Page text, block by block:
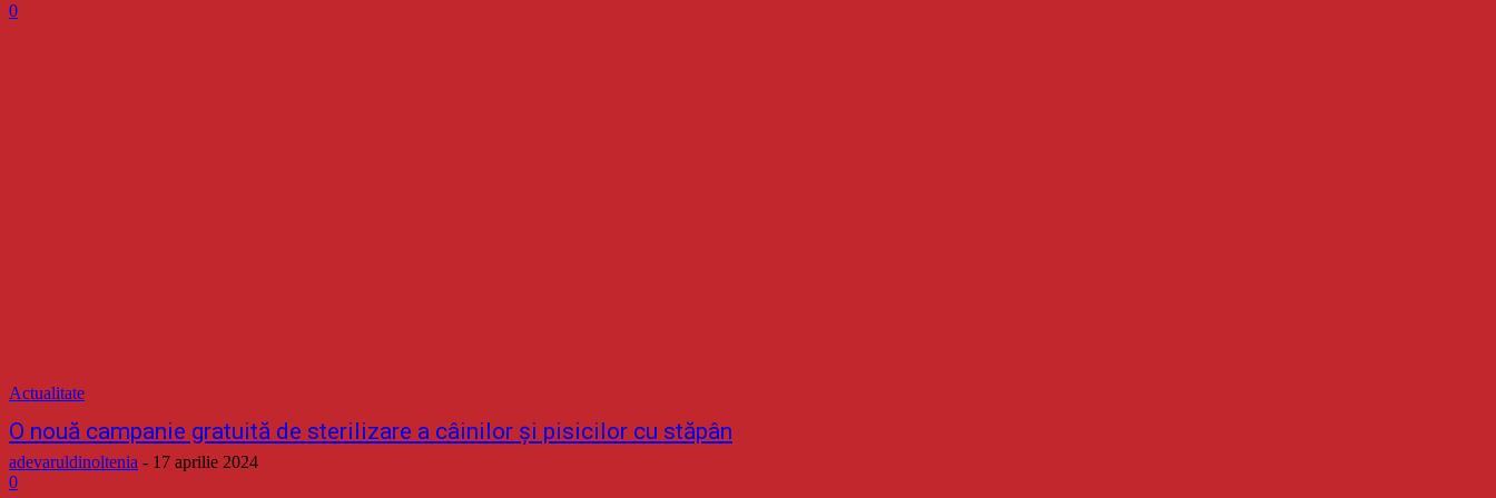
0
Actualitate
O nouă campanie gratuită de sterilizare a câinilor și pisicilor cu stăpân
adevaruldinoltenia - 17 aprilie 2024
0